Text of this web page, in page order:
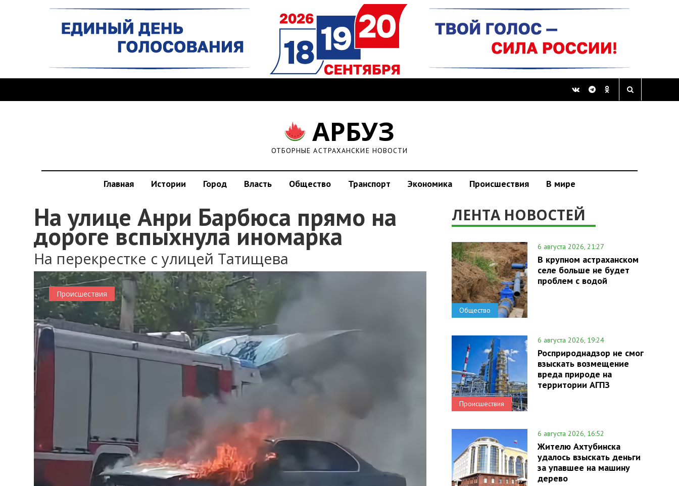
АРБУЗ
ОТБОРНЫЕ АСТРАХАНСКИЕ НОВОСТИ
Главная Истории Город Власть Общество Транспорт Экономика Происшествия В мире
На улице Анри Барбюса прямо на
дороге вспыхнула иномарка
На перекрестке с улицей Татищева
Происшествия
ЛЕНТА НОВОСТЕЙ
Общество
6 августа 2026, 21:27
В крупном астраханском
селе больше не будет
проблем с водой
Происшествия
6 августа 2026, 19:24
Росприроднадзор не смог
взыскать возмещение
вреда природе на
территории АГПЗ
6 августа 2026, 16:52
Жителю Ахтубинска
удалось взыскать деньги
за упавшее на машину
дерево